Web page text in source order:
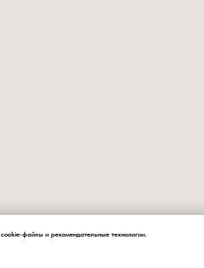
файлы и рекомендательные технологии.